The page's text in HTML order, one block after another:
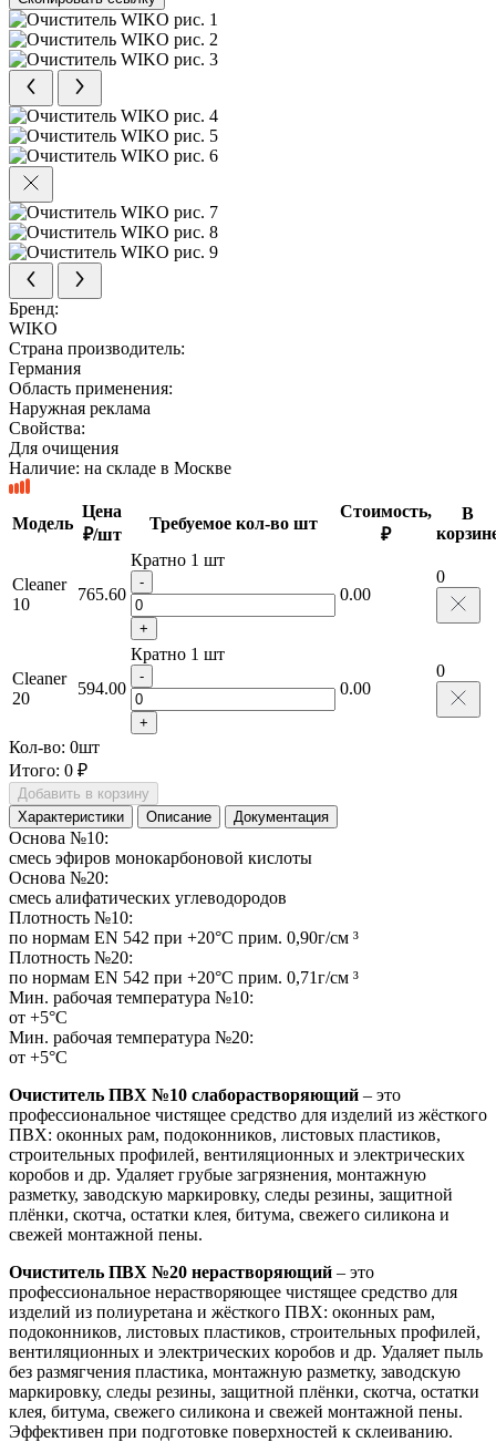
Бренд:
WIKO
Страна производитель:
Германия
Область применения:
Наружная реклама
Свойства:
Для очищения
Наличие: на складе в Москве
Модель
Цена
₽/шт
Требуемое кол-во шт
Стоимость,
₽
В
Cleaner
10
765.60
Кратно 1 шт
-
+
0.00
0
Cleaner
20
594.00
Кратно 1 шт
-
+
0.00
0
Кол-во: 0шт
Итого: 0 ₽
Добавить в корзину
Характеристики
Описание Документация
Основа №10:
смесь эфиров монокарбоновой кислоты
Основа №20:
смесь алифатических углеводородов
Плотность №10:
по нормам EN 542 при +20°C прим. 0,90г/см ³
Плотность №20:
по нормам EN 542 при +20°C прим. 0,71г/см ³
Мин. рабочая температура №10:
от +5°C
Мин. рабочая температура №20:
от +5°C
Очиститель ПВХ №10 слаборастворяющий – это
профессиональное чистящее средство для изделий из жёсткого
ПВХ: оконных рам, подоконников, листовых пластиков,
строительных профилей, вентиляционных и электрических
коробов и др. Удаляет грубые загрязнения, монтажную
разметку, заводскую маркировку, следы резины, защитной
плёнки, скотча, остатки клея, битума, свежего силикона и
свежей монтажной пены.
Очиститель ПВХ №20 нерастворяющий – это
профессиональное нерастворяющее чистящее средство для
изделий из полиуретана и жёсткого ПВХ: оконных рам,
подоконников, листовых пластиков, строительных профилей,
вентиляционных и электрических коробов и др. Удаляет пыль
без размягчения пластика, монтажную разметку, заводскую
маркировку, следы резины, защитной плёнки, скотча, остатки
клея, битума, свежего силикона и свежей монтажной пены.
Эффективен при подготовке поверхностей к склеиванию.